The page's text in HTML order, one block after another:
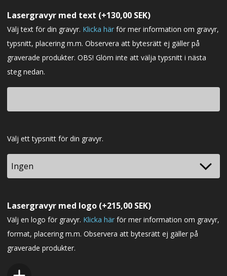
Lasergravyr med text (+130,00 SEK)
Välj text för din gravyr. Klicka här för mer information om gravyr,
typsnitt, placering m.m. Observera att bytesrätt ej gäller på
graverade produkter. OBS! Glöm inte att välja typsnitt i nästa
steg nedan.
Typsnitt
Välj ett typsnitt för din gravyr.
Lasergravyr med logo (+215,00 SEK)
Välj en logo för gravyr. Klicka här för mer information om gravyr,
format, placering m.m. Observera att bytesrätt ej gäller på
graverade produkter.